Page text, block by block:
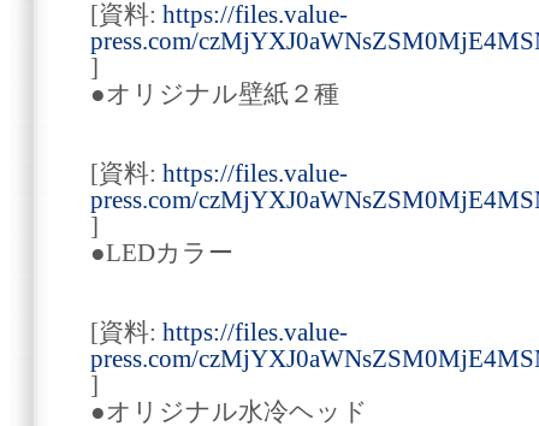
[資料: https://files.value-
press.com/
]
●オリジナル壁紙２種
[資料: https://files.value-
press.com/
]
●LEDカラー
[資料: https://files.value-
press.com/
]
●オリジナル水冷ヘッド